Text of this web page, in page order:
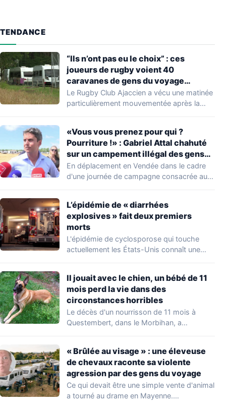
TENDANCE
“Ils n’ont pas eu le choix” : ces
joueurs de rugby voient 40
caravanes de gens du voyage
s’installer dans leur stade, ils les
délogent en moins d’1 heure
Le Rugby Club Ajaccien a vécu une matinée
particulièrement mouvementée après la
«Vous vous prenez pour qui ?
Pourriture !» : Gabriel Attal chahuté
sur un campement illégal des gens
du voyage
En déplacement en Vendée dans le cadre
d'une journée de campagne consacrée aux
L’épidémie de « diarrhées
explosives » fait deux premiers
morts
L'épidémie de cyclosporose qui touche
actuellement les États-Unis connaît une
Il jouait avec le chien, un bébé de 11
mois perd la vie dans des
circonstances horribles
Le décès d'un nourrisson de 11 mois à
Questembert, dans le Morbihan, a
« Brûlée au visage » : une éleveuse
de chevaux raconte sa violente
agression par des gens du voyage
Ce qui devait être une simple vente d'animal
a tourné au drame en Mayenne.…